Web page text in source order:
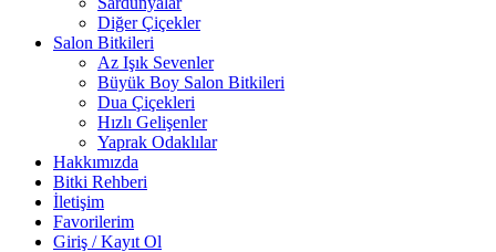
Diğer Çiçekler
Salon Bitkileri
Az Işık Sevenler
Büyük Boy Salon Bitkileri
Dua Çiçekleri
Hızlı Gelişenler
Yaprak Odaklılar
Hakkımızda
Bitki Rehberi
İletişim
Favorilerim
Giriş / Kayıt Ol